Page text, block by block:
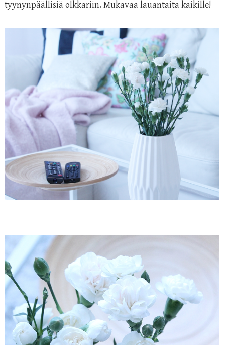
tyynynpäällisiä olkkariin. Mukavaa lauantaita kaikille!